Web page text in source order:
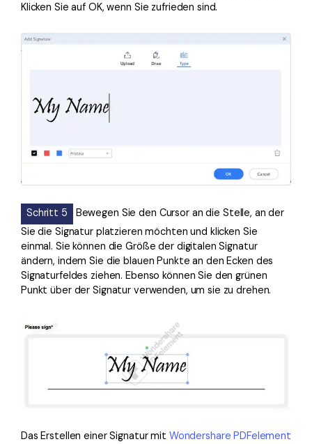
Klicken Sie auf OK, wenn Sie zufrieden sind.
Schritt 5
Bewegen Sie den Cursor an die Stelle, an der
Sie die Signatur platzieren möchten und klicken Sie
einmal. Sie können die Größe der digitalen Signatur
ändern, indem Sie die blauen Punkte an den Ecken des
Signaturfeldes ziehen. Ebenso können Sie den grünen
Punkt über der Signatur verwenden, um sie zu drehen.
Das Erstellen einer Signatur mit Wondershare PDFelement